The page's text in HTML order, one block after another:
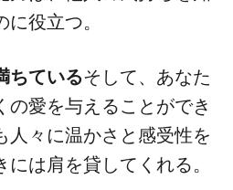
役立つ。
ちているそして、あなた
の愛を与えることができ
人々に温かさと感受性を
は肩を貸してくれる。